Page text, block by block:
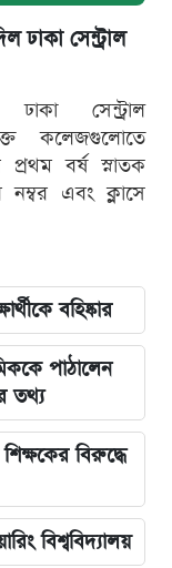
ঢাকা সেন্ট্রাল
সেন্ট্রাল
কলেজগুলোতে
প্রথম বর্ষ স্নাতক
নম্বর এবং ক্লাসে
বহিষ্কার
পাঠালেন
তথ্য
বিরুদ্ধে
বিশ্ববিদ্যালয়